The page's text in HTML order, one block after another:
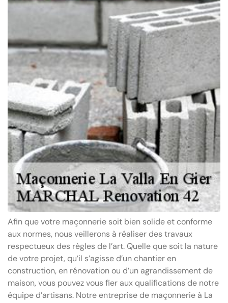
Afin que votre maçonnerie soit bien solide et conforme
aux normes, nous veillerons à réaliser des travaux
respectueux des règles de l’art. Quelle que soit la nature
de votre projet, qu’il s’agisse d’un chantier en
construction, en rénovation ou d’un agrandissement de
maison, vous pouvez vous fier aux qualifications de notre
équipe d’artisans. Notre entreprise de maçonnerie à La